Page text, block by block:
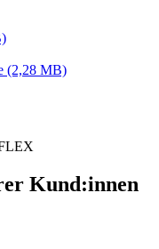
(2,28 MB)
Kund:innen